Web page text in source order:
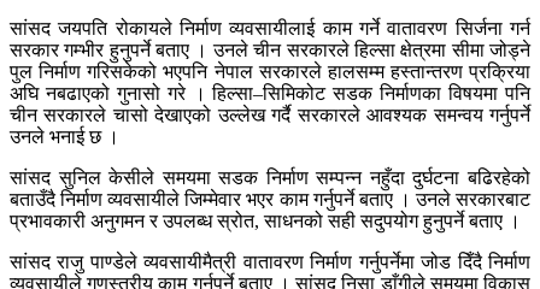
सांसद जयपति रोकायले निर्माण व्यवसायीलाई काम गर्ने वातावरण सिर्जना गर्न
सरकार गम्भीर हुनुपर्ने बताए । उनले चीन सरकारले हिल्सा क्षेत्रमा सीमा जोड्ने
पुल निर्माण गरिसकेको भएपनि नेपाल सरकारले हालसम्म हस्तान्तरण प्रक्रिया
अघि नबढाएको गुनासो गरे । हिल्सा–सिमिकोट सडक निर्माणका विषयमा पनि
चीन सरकारले चासो देखाएको उल्लेख गर्दै सरकारले आवश्यक समन्वय गर्नुपर्ने
उनले भनाई छ ।
सांसद सुनिल केसीले समयमा सडक निर्माण सम्पन्न नहुँदा दुर्घटना बढिरहेको
बताउँदै निर्माण व्यवसायीले जिम्मेवार भएर काम गर्नुपर्ने बताए । उनले सरकारबाट
प्रभावकारी अनुगमन र उपलब्ध स्रोत, साधनको सही सदुपयोग हुनुपर्ने बताए ।
सांसद राजु पाण्डेले व्यवसायीमैत्री वातावरण निर्माण गर्नुपर्नेमा जोड दिँदै निर्माण
व्यवसायीले गुणस्तरीय काम गर्नुपर्ने बताए । सांसद निसा डाँगीले समयमा विकास